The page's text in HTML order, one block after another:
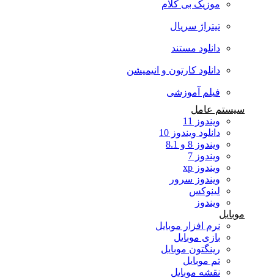
موزیک بی کلام
تیتراژ سریال
دانلود مستند
دانلود کارتون و انیمیشن
فیلم آموزشی
سیستم عامل
ویندوز 11
دانلود ویندوز 10
ویندوز 8 و 8.1
ویندوز 7
ویندوز xp
ویندوز سرور
لینوکس
ویندوز
موبایل
نرم افزار موبایل
بازی موبایل
رینگتون موبایل
تم موبایل
نقشه موبایل